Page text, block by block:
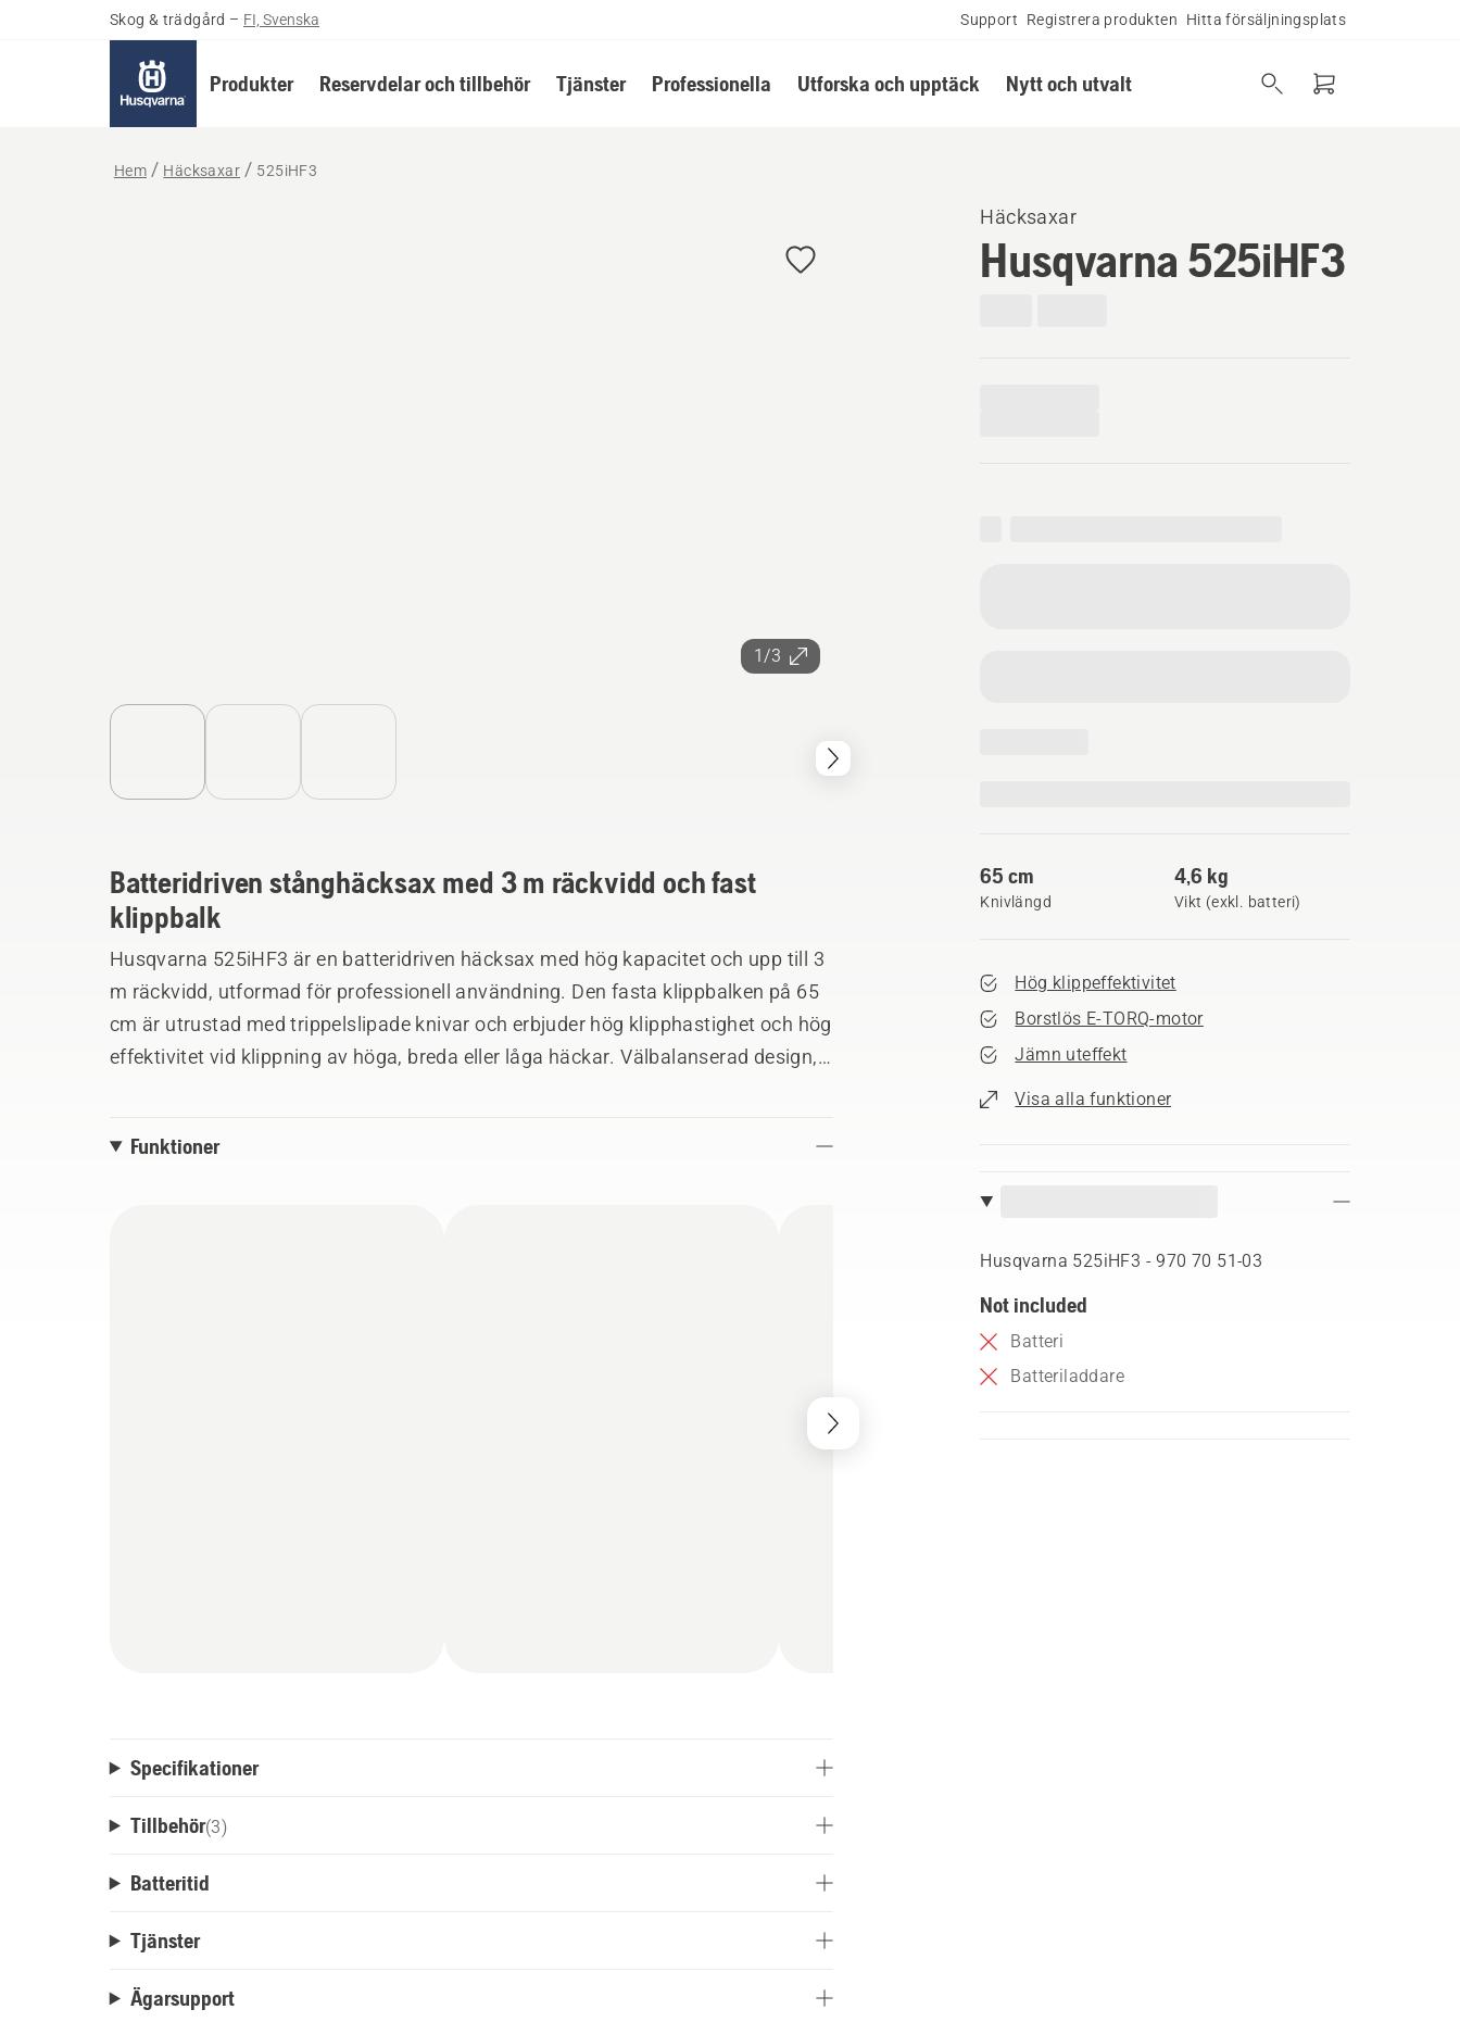
Skog & trädgård – FI, Svenska Support Registrera produkten Hitta försäljningsplats
Produkter Reservdelar och tillbehör Tjänster Professionella Utforska och upptäck Nytt och utvalt
Hem Häcksaxar 525iHF3
1/3
Häcksaxar
Husqvarna 525iHF3
65 cm
Knivlängd
4,6 kg
Vikt (exkl. batteri)
Hög klippeffektivitet
Borstlös E-TORQ-motor
Jämn uteffekt
Visa alla funktioner
Husqvarna 525iHF3 - 970 70 51‑03
Not included
Batteri
Batteriladdare
Batteridriven stånghäcksax med 3 m räckvidd och fast
klippbalk
Husqvarna 525iHF3 är en batteridriven häcksax med hög kapacitet och upp till 3
m räckvidd, utformad för professionell användning. Den fasta klippbalken på 65
cm är utrustad med trippelslipade knivar och erbjuder hög klipphastighet och hög
effektivitet vid klippning av höga, breda eller låga häckar. Välbalanserad design,
standard för användning i alla väder och ett aktivt batterikylningssystem
Funktioner
Specifikationer
Tillbehör(3)
Batteritid
Tjänster
Ägarsupport